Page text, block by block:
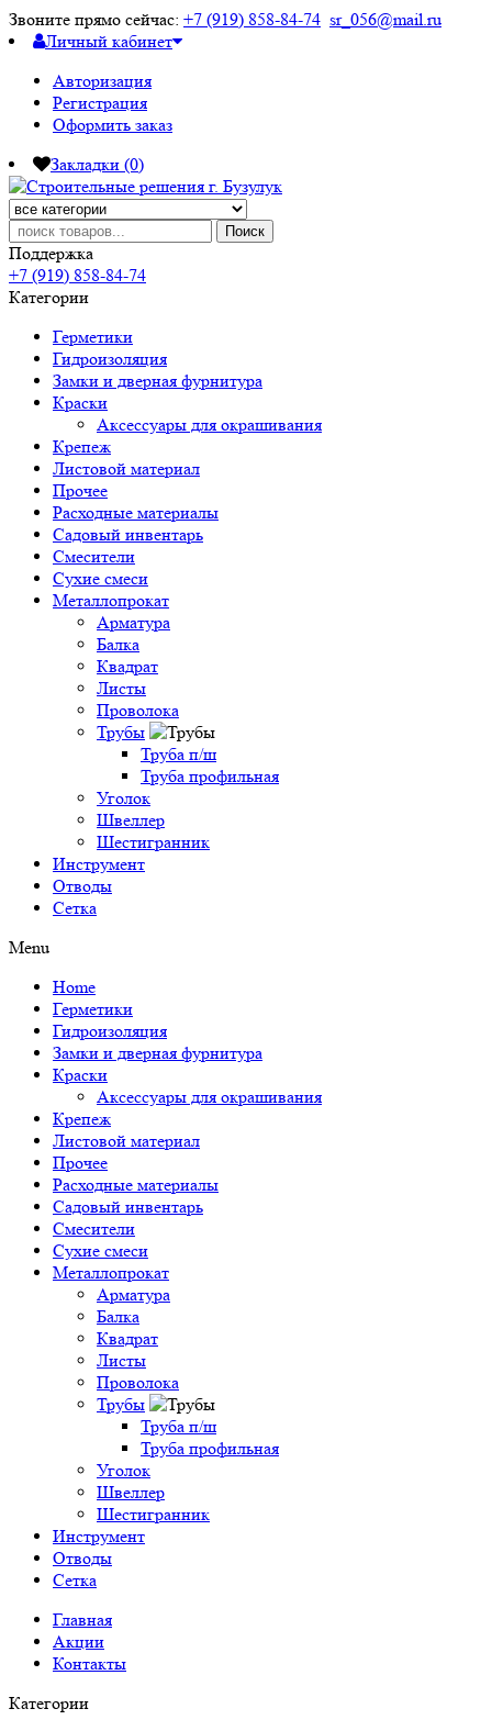
Звоните прямо сейчас: +7 (919) 858-84-74 sr_056@mail.ru
Личный кабинет
Авторизация
Регистрация
Оформить заказ
Закладки (0)
Поиск
Поддержка
+7 (919) 858-84-74
Категории
Герметики
Гидроизоляция
Замки и дверная фурнитура
Краски
Аксессуары для окрашивания
Крепеж
Листовой материал
Прочее
Расходные материалы
Садовый инвентарь
Смесители
Сухие смеси
Металлопрокат
Арматура
Балка
Квадрат
Листы
Проволока
Трубы
Труба п/ш
Труба профильная
Уголок
Швеллер
Шестигранник
Инструмент
Отводы
Сетка
Menu
Home
Герметики
Гидроизоляция
Замки и дверная фурнитура
Краски
Аксессуары для окрашивания
Крепеж
Листовой материал
Прочее
Расходные материалы
Садовый инвентарь
Смесители
Сухие смеси
Металлопрокат
Арматура
Балка
Квадрат
Листы
Проволока
Трубы
Труба п/ш
Труба профильная
Уголок
Швеллер
Шестигранник
Инструмент
Отводы
Сетка
Главная
Акции
Контакты
Категории